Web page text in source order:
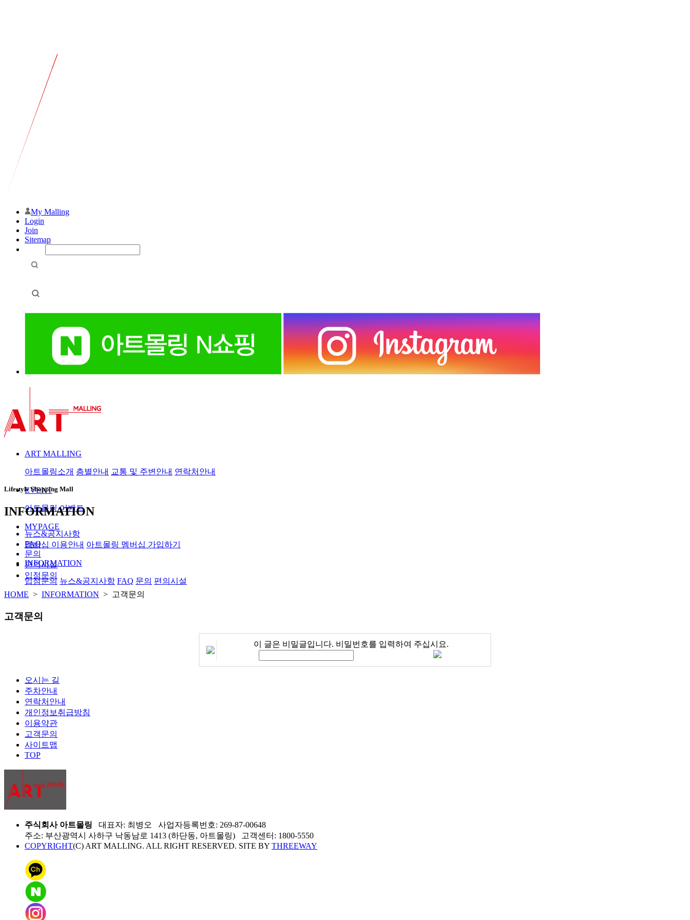
My Malling
Login
Join
Sitemap
ART MALLING
아트몰링소개 층별안내 교통 및 주변안내 연락처안내
EVENT
아트몰링 이벤트
MYPAGE
멤버십 이용안내 아트몰링 멤버십 가입하기
INFORMATION
입점문의 뉴스&공지사항 FAQ 문의 편의시설
Lifestyle Shopping Mall
INFORMATION
뉴스&공지사항
FAQ
문의
편의시설
입점문의
HOME > INFORMATION > 고객문의
고객문의
이 글은 비밀글입니다. 비밀번호를 입력하여 주십시요.
오시는 길
주차안내
연락처안내
개인정보취급방침
이용약관
고객문의
사이트맵
TOP
주식회사 아트몰링 대표자: 최병오 사업자등록번호: 269-87-00648
주소: 부산광역시 사하구 낙동남로 1413 (하단동, 아트몰링) 고객센터: 1800-5550
COPYRIGHT(C) ART MALLING. ALL RIGHT RESERVED. SITE BY THREEWAY